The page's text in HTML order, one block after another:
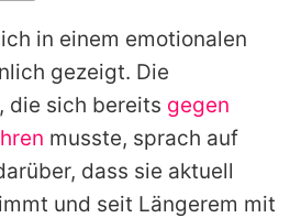
auf Promiflash
Jobs
runterladen
in einem emotionalen
gezeigt. Die
die sich bereits gegen
musste, sprach auf
dass sie aktuell
und seit Längerem mit